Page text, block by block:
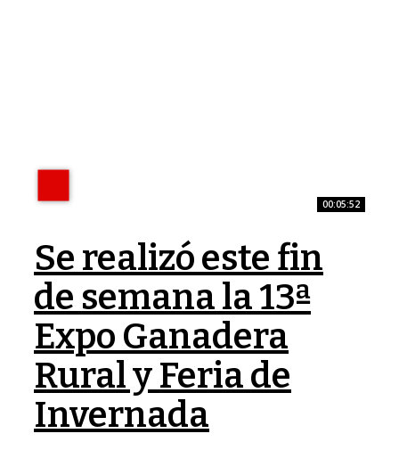
00:05:52
Se realizó este fin
de semana la 13ª
Expo Ganadera
Rural y Feria de
Invernada